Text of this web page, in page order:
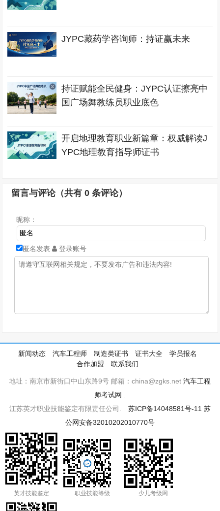
JYPC藏药学咨询师：持证赢未来
持证赋能全民健身：JYPC认证擦亮中
国广场舞教练员职业底色
开启地理教育职业新篇章：权威解读J
YPC地理教育指导师证书
留言与评论（共有0 条评论）
昵称：
匿名发表 登录账号
新闻动态 汽车工程师 制造类证书 证书大全
学员报名
合作加盟
联系我们
地址：南京市新街口中山东路9号 邮箱：china@zgks.net汽车工程
师考试网
江苏英才职业技能鉴定有限责任公司. 苏ICP备14048581号-11 苏
公网安备32010202010770号
英才技能鉴定 职业技能等级 少儿考级网